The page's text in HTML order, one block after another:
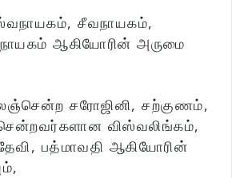
சீவநாயகம்,
ஆகியோரின் அருமை
சரோஜினி, சற்குணம்,
விஸ்வலிங்கம்,
பத்மாவதி ஆகியோரின்